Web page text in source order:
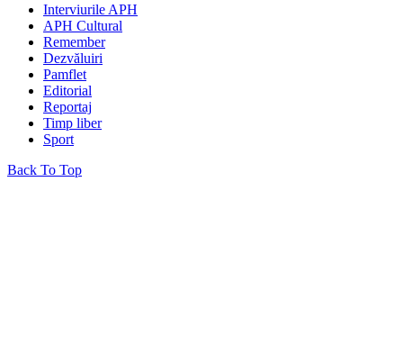
Interviurile APH
APH Cultural
Remember
Dezvăluiri
Pamflet
Editorial
Reportaj
Timp liber
Sport
Back To Top